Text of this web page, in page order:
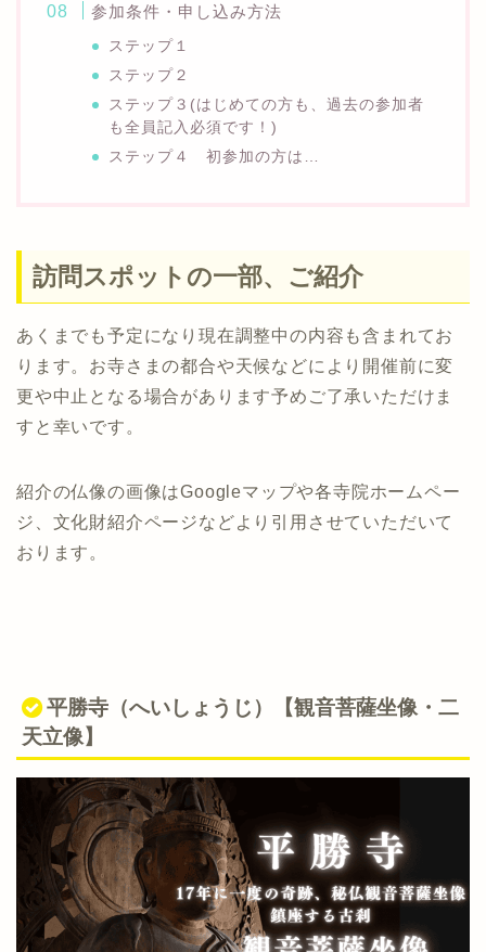
参加条件・申し込み方法
ステップ１
ステップ２
ステップ３(はじめての方も、過去の参加者
も全員記入必須です！)
ステップ４ 初参加の方は…
訪問スポットの一部、ご紹介
あくまでも予定になり現在調整中の内容も含まれてお
ります。お寺さまの都合や天候などにより開催前に変
更や中止となる場合があります予めご了承いただけま
すと幸いです。
紹介の仏像の画像はGoogleマップや各寺院ホームペー
ジ、文化財紹介ページなどより引用させていただいて
おります。
平勝寺（へいしょうじ）【観音菩薩坐像・二
天立像】